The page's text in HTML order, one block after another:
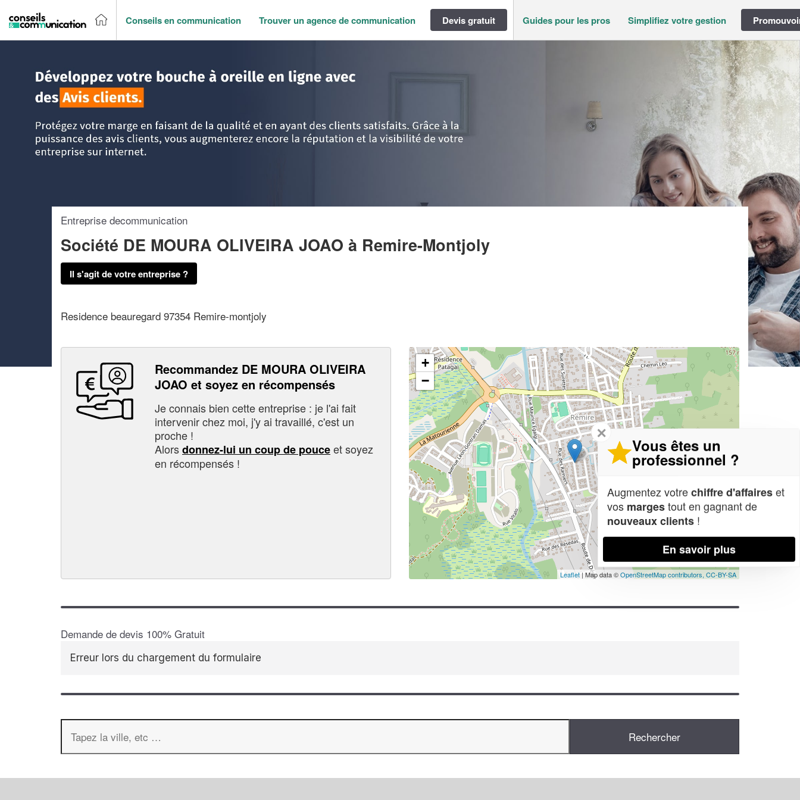
Conseils en communication Trouver un agence de communication Devis gratuit Guides pour les pros Simplifiez votre gestion
Entreprise decommunication
Société DE MOURA OLIVEIRA JOAO à Remire-Montjoly
Il s'agit de votre entreprise ?
Residence beauregard 97354 Remire-montjoly
Recommandez DE MOURA OLIVEIRA
JOAO et soyez en récompensés
Je connais bien cette entreprise : je l'ai fait
intervenir chez moi, j'y ai travaillé, c'est un
proche !
Alorsdonnez-lui un coup de pouceet soyez
en récompensés !
+
−
Leaflet | Map data ©OpenStreetMap contributors, CC-BY-SA
Demande de devis 100% Gratuit
Erreur lors du chargement du formulaire
✕
Vous êtes un
professionnel ?
Augmentez votrechiffre d'affaireset
vos margestout en gagnant de
nouveaux clients !
En savoir plus